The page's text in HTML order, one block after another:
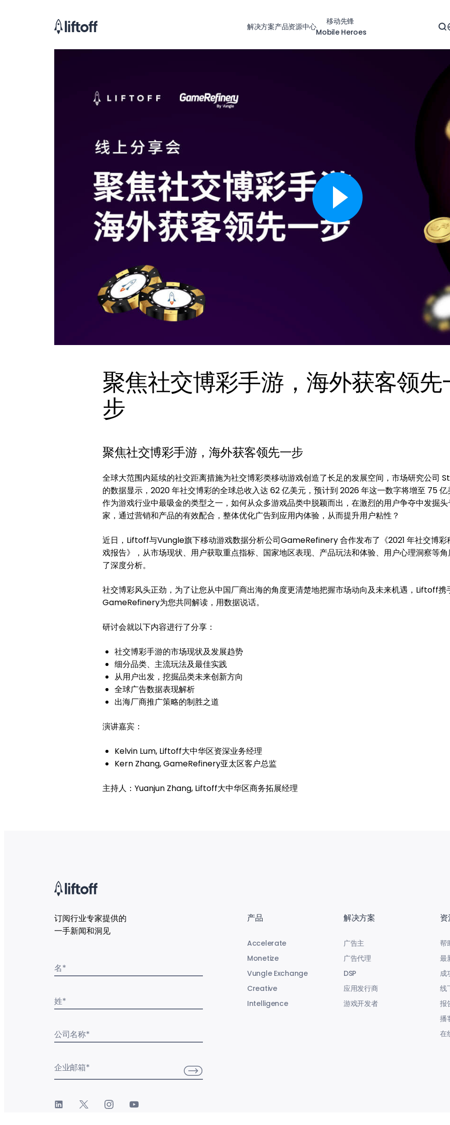
解决方案产品资源中心
移动先锋
Mobile Heroes
聚焦社交博彩手游，海外获客领先
步
聚焦社交博彩手游，海外获客领先一步
全球大范围内延续的社交距离措施为社交博彩类移动游戏创造了长足的发展空间，市场研究公司
的数据显示，2020 年社交博彩的全球总收入达 62 亿美元，预计到 2026 年这一数字将增至 75 亿
作为游戏行业中最吸金的类型之一，如何从众多游戏品类中脱颖而出，在激烈的用户争夺中发掘
家，通过营销和产品的有效配合，整体优化广告到应用内体验，从而提升用户粘性？
近日，Liftoff与Vungle旗下移动游戏数据分析公司GameRefinery 合作发布了《2021 年社交博彩
戏报告》，从市场现状、用户获取重点指标、国家地区表现、产品玩法和体验、用户心理洞察等
了深度分析。
社交博彩风头正劲，为了让您从中国厂商出海的角度更清楚地把握市场动向及未来机遇，Liftoff携
GameRefinery为您共同解读，用数据说话。
研讨会就以下内容进行了分享：
社交博彩手游的市场现状及发展趋势
细分品类、主流玩法及最佳实践
从用户出发，挖掘品类未来创新方向
全球广告数据表现解析
出海厂商推广策略的制胜之道
演讲嘉宾：
Kelvin Lum, Liftoff大中华区资深业务经理
Kern Zhang, GameRefinery亚太区客户总监
主持人：Yuanjun Zhang, Liftoff大中华区商务拓展经理
订阅行业专家提供的
一手新闻和洞见
名*
姓*
公司名称*
企业邮箱*
产品
Accelerate
Monetize
Vungle Exchange
Creative
Intelligence
解决方案
广告主
广告代理
DSP
应用发行商
游戏开发者
帮
最
成
线
报
播
在